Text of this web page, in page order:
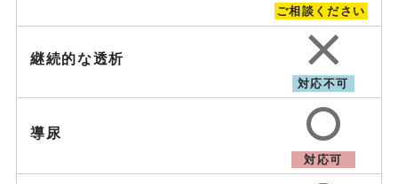
ご相談ください
継続的な透析
対応不可
導尿
対応可